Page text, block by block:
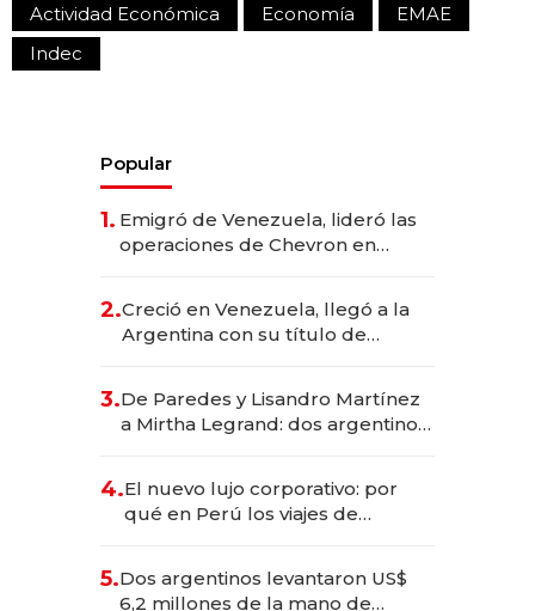
Actividad Económica Economía
EMAE
Indec
Popular
1. Emigró de Venezuela, lideró las
operaciones de Chevron en
2.Creció en Venezuela, llegó a la
Argentina con su título de
las marcas "fast premium"
3.De Paredes y Lisandro Martínez
a Mirtha Legrand: dos argentinos
4.El nuevo lujo corporativo: por
qué en Perú los viajes de
transformadoras
5.Dos argentinos levantaron US$
6,2 millones de la mano de